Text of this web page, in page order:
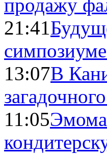
продажу
21:41
13:07В
11:05